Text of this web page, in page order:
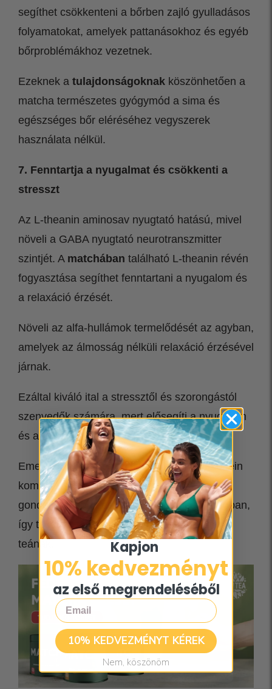
segíthet csökkenteni a bőrben zajló gyulladásos
folyamatokat, amelyek pattanásokhoz és egyéb
bőrproblémákhoz vezetnek.
Ezeknek a tulajdonságoknak köszönhetően a
matcha természetes gyógymód a sima és
egészséges bőr eléréséhez vegyszerek
használata nélkül.
7. Fenntartja a nyugalmat és csökkenti a
stresszt
Az L-theanin aminosav nyugtató hatású, mivel
növeli a GABA nyugtató neurotranszmitter
szintjét. A matchában található L-theanin révén
fogyasztása segíthet fenntartani a nyugalom és
a relaxáció érzését.
Növeli az alfa-hullámok termelődését az agyban,
amelyek az álmosság nélküli relaxáció érzésével
járnak.
Ezáltal kiváló ital a stressztől és szorongástól
szenvedők számára, mert elősegíti a nyugalom
és a mentális egyensúly érzését.
Emellett a matchábanlévő L-teanin és koffein
kombinációja segíthet a tisztább
gondolkodásban és a nyugodt koncentrációban,
így tökéletes választás egy csésze délutáni
teának.
Kapjon ​
10% kedvezményt​
az első megrendeléséből
Email
10% KEDVEZMÉNYT KÉREK
Nem, köszönöm